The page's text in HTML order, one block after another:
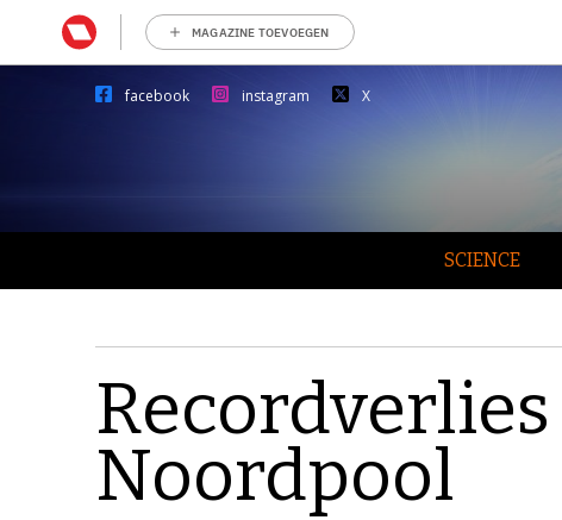
MAGAZINE TOEVOEGEN
facebook instagram X
SCIENCE
Noordpool